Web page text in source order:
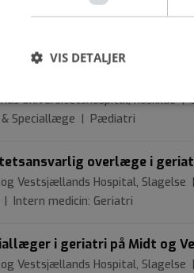
& Ledende overlæge | Pædiatri
søges til Afdeling for
og Nykøbing Falster
Universitetshospital, Roskilde |
Speciallæge | Pædiatri
overlæge i
Vestsjællands Hospital, Slagelse
Intern medicin: Geriatri
i geriatri på Midt og
Vestsjællands Hospital, Slagelse
VIS DETALJER